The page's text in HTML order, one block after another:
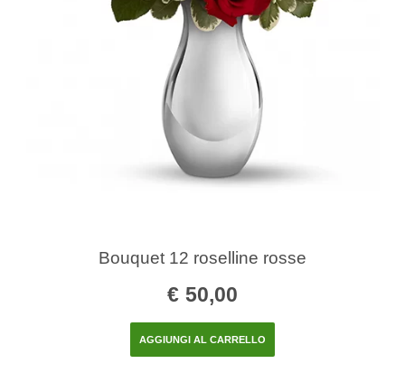
Bouquet 12 roselline rosse
€ 50,00
AGGIUNGI AL CARRELLO